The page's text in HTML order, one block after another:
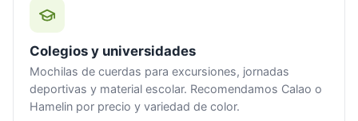
Colegios y universidades
Mochilas de cuerdas para excursiones, jornadas
deportivas y material escolar. Recomendamos Calao o
Hamelin por precio y variedad de color.